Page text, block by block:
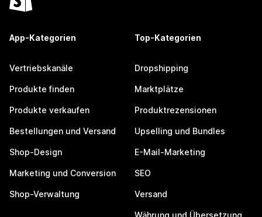
App-Kategorien
Vertriebskanäle
Produkte finden
Produkte verkaufen
Bestellungen und Versand
Shop-Design
Marketing und Conversion
Shop-Verwaltung
Top-Kategorien
Dropshipping
Marktplätze
Produktrezensionen
Upselling und Bundles
E-Mail-Marketing
SEO
Versand